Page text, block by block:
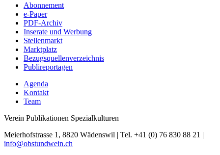
Abonnement
e-Paper
PDF-Archiv
Inserate und Werbung
Stellenmarkt
Marktplatz
Bezugsquellenverzeichnis
Publireportagen
Agenda
Kontakt
Team
Verein Publikationen Spezialkulturen
Meierhofstrasse 1, 8820 Wädenswil | Tel. +41 (0) 76 830 88 21 |
info@obstundwein.ch